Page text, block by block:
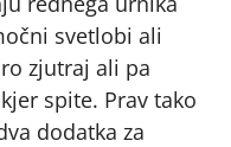
svetlobi ali
zjutraj ali pa
spite. Prav tako
dodatka za